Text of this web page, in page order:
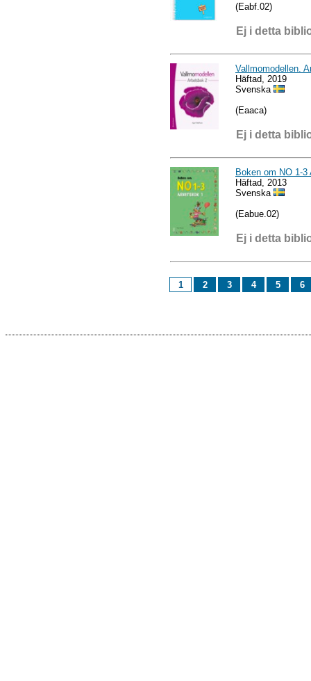
(Eabf.02)
Ej i detta
Vallmomodellen.
Häftad, 2019
Svenska
(Eaaca)
Ej i detta
Boken om NO 1-
Häftad, 2013
Svenska
(Eabue.02)
Ej i detta
1 2 3 4 5 6